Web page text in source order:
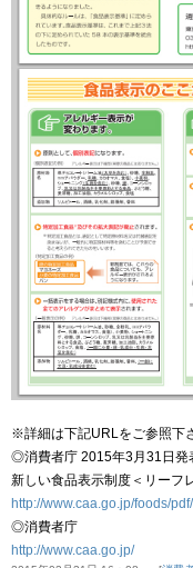
※詳細は下記URLをご参照下
◎消費者庁 2015年3月31日発
新しい食品表示制度＜リーフ
http://www.caa.go.jp/foods/
◎消費者庁
http://www.caa.go.jp/